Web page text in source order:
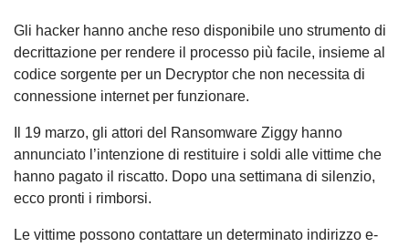
Gli hacker hanno anche reso disponibile uno strumento di
decrittazione per rendere il processo più facile, insieme al
codice sorgente per un Decryptor che non necessita di
connessione internet per funzionare.
Il 19 marzo, gli attori del Ransomware Ziggy hanno
annunciato l’intenzione di restituire i soldi alle vittime che
hanno pagato il riscatto. Dopo una settimana di silenzio,
ecco pronti i rimborsi.
Le vittime possono contattare un determinato indirizzo e-